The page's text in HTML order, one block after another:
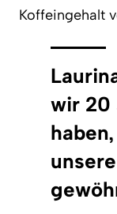
Koffeingehalt
wir 20